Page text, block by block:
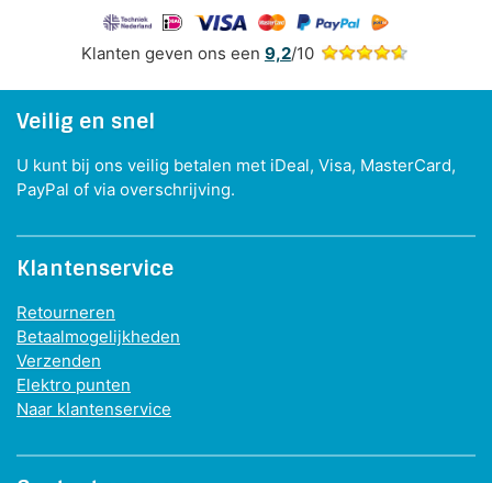
Klanten geven ons een 9,2/10
Veilig en snel
U kunt bij ons veilig betalen met iDeal, Visa, MasterCard,
PayPal of via overschrijving.
Klantenservice
Retourneren
Betaalmogelijkheden
Verzenden
Elektro punten
Naar klantenservice